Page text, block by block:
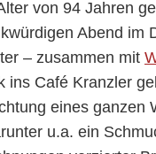
von 94 Jahren
Abend
– zusammen mit
ins Café Kranzler
eines ganzen
u.a. ein